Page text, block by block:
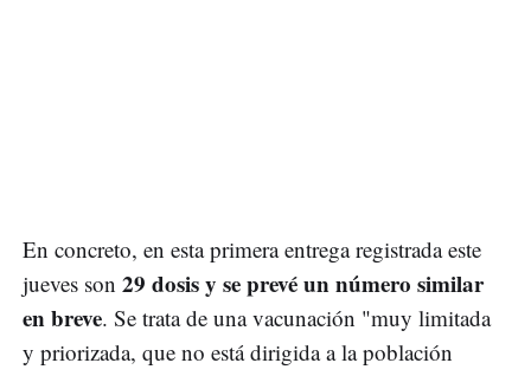
En concreto, en esta primera entrega registrada este
jueves son 29 dosis y se prevé un número similar
en breve. Se trata de una vacunación "muy limitada
y priorizada, que no está dirigida a la población